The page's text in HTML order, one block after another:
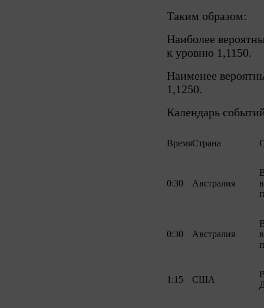
Таким образом:
Наиболее
к уровню 1,1150.
Наименее
1,1250.
Календарь
ВремяСтрана
0:30 Австралия
0:30 Австралия
1:15 США